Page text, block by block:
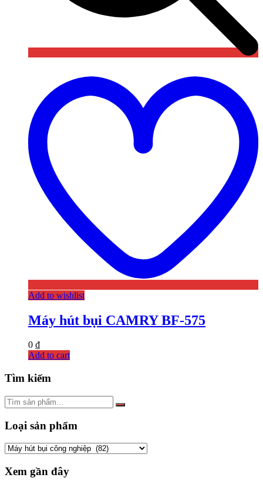
Add to wishlist
Máy hút bụi CAMRY BF-575
0 ₫
Add to cart
Tìm kiếm
Loại sản phẩm
Xem gần đây